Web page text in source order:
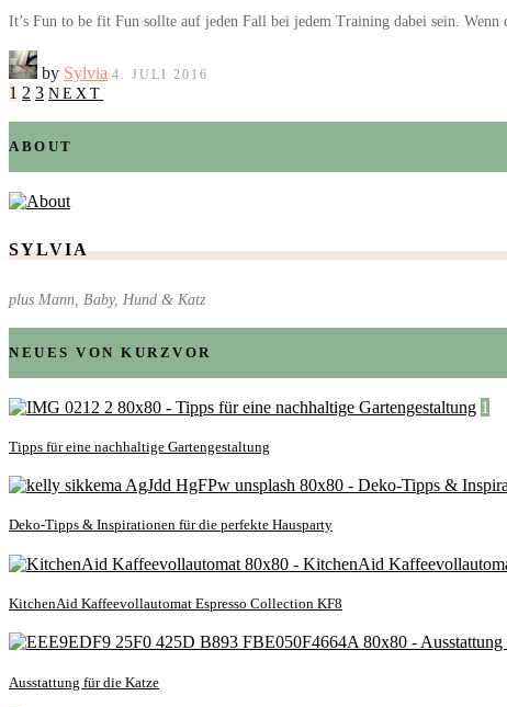
It’s Fun to be fit Fun sollte auf jeden Fall bei jedem Training dabei sein.
by Sylvia 4. JULI 2016
1 2 3 NEXT
ABOUT
SYLVIA
plus Mann, Baby, Hund & Katz
NEUES VON KURZVOR
1
Tipps für eine nachhaltige Gartengestaltung
Deko-Tipps & Inspirationen für die perfekte Hausparty
KitchenAid Kaffeevollautomat Espresso Collection KF8
Ausstattung für die Katze